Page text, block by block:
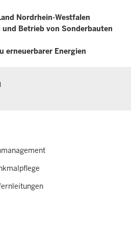
Nordrhein-Westfalen
Betrieb von Sonderbauten
erneuerbarer Energien